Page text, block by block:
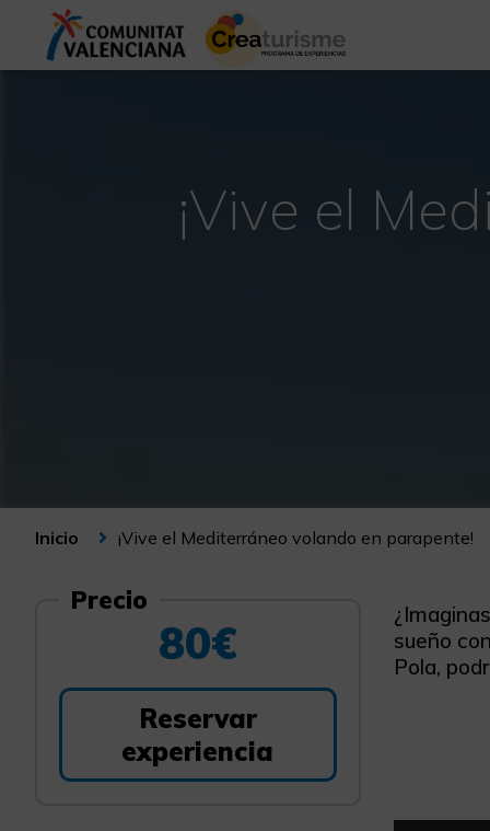
¡Vive el
Inicio ¡Vive el Mediterráneo volando en parapente!
Precio
80€
Reservar
experiencia
sueño
Pola,